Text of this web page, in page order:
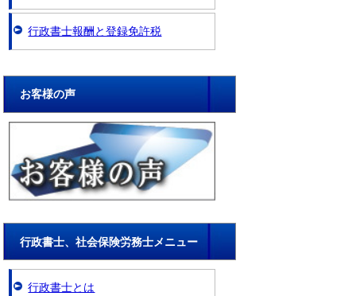
行政書士報酬と登録免許税
お客様の声
行政書士、社会保険労務士メニュー
行政書士とは